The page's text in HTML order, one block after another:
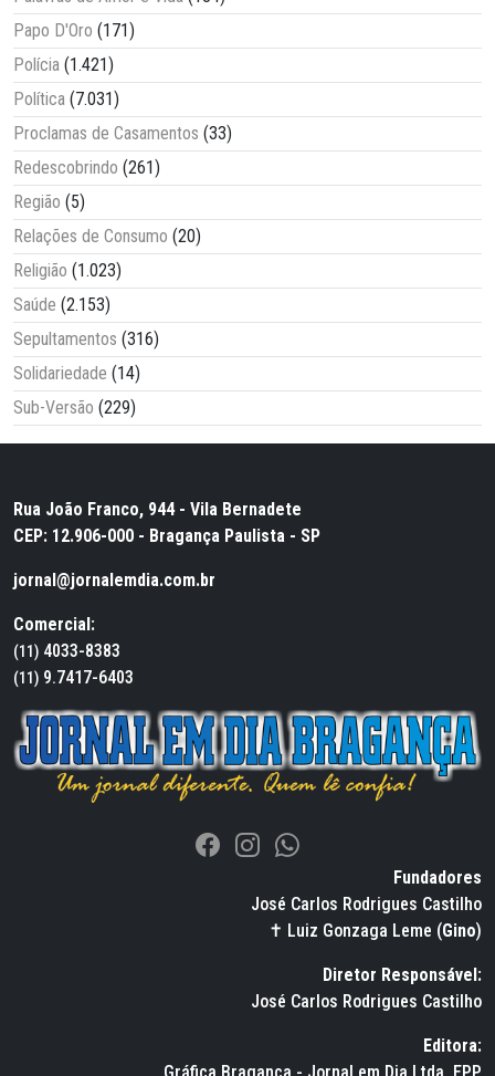
Papo D'Oro (171)
Polícia (1.421)
Política (7.031)
Proclamas de Casamentos (33)
Redescobrindo (261)
Região (5)
Relações de Consumo (20)
Religião (1.023)
Saúde (2.153)
Sepultamentos (316)
Solidariedade (14)
Sub-Versão (229)
Rua João Franco, 944 - Vila Bernadete
CEP: 12.906-000 - Bragança Paulista - SP
jornal@jornalemdia.com.br
Comercial:
(11) 4033-8383
(11) 9.7417-6403
Fundadores
José Carlos Rodrigues Castilho
✝ Luiz Gonzaga Leme (Gino)
Diretor Responsável:
José Carlos Rodrigues Castilho
Editora:
Gráfica Bragança - Jornal em Dia Ltda. EPP